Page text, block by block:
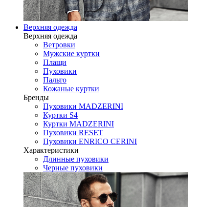
Верхняя одежда
Верхняя одежда
Ветровки
Мужские куртки
Плащи
Пуховики
Пальто
Кожаные куртки
Бренды
Пуховики MADZERINI
Куртки S4
Куртки MADZERINI
Пуховики RESET
Пуховики ENRICO CERINI
Характеристики
Длинные пуховики
Черные пуховики